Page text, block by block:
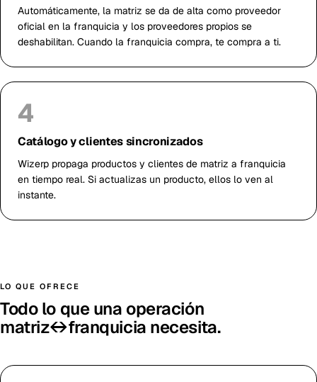
Automáticamente, la matriz se da de alta como proveedor
oficial en la franquicia y los proveedores propios se
deshabilitan. Cuando la franquicia compra, te compra a ti.
4
Catálogo y clientes sincronizados
Wizerp propaga productos y clientes de matriz a franquicia
en tiempo real. Si actualizas un producto, ellos lo ven al
instante.
LO QUE OFRECE
Todo lo que una operación
matriz↔franquicia necesita.